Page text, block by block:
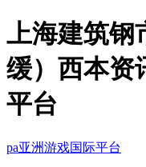
上海建筑钢
缓）西本资
平台
pa亚洲游戏国际平台